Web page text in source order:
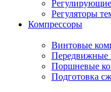
Регуляторы
Компрессоры
Винтовые
Передвижные
Поршневые
Подготовка